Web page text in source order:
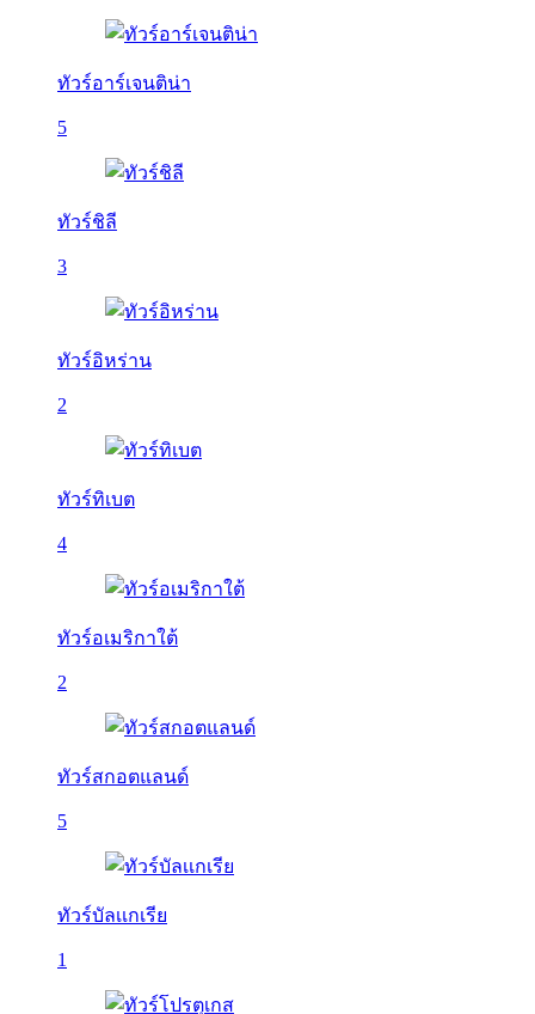
ทัวร์อาร์เจนติน่า
5
ทัวร์ชิลี
3
ทัวร์อิหร่าน
2
ทัวร์ทิเบต
4
ทัวร์อเมริกาใต้
2
ทัวร์สกอตแลนด์
5
ทัวร์บัลเเกเรีย
1